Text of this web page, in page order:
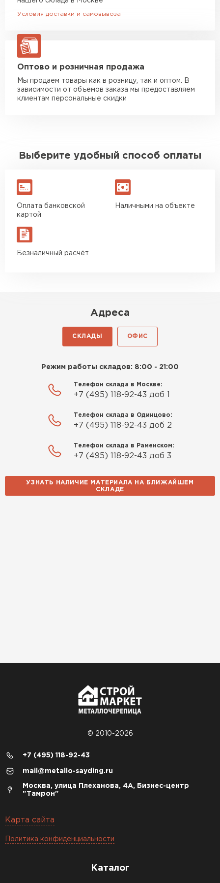
макс. длина груза 8 м
макс. длина груза 13,5 м
ЗАКАЗАТЬ С ДОСТАВКОЙ
Условия доставки и самовывоза
Оптово и розничная продажа
Мы продаем товары как в розницу, так и оптом. В
зависимости от объемов заказа мы предоставляем
клиентам персональные скидки
Выберите удобный способ оплаты
Оплата банковской
картой
Наличными на объекте
Безналичный расчёт
Адреса
СКЛАДЫ ОФИС
Режим работы складов: 8:00 - 21:00
Телефон склада в Москве:
+7 (495) 118-92-43 доб 1
Телефон склада в Одинцово:
+7 (495) 118-92-43 доб 2
Телефон склада в Раменском:
+7 (495) 118-92-43 доб 3
УЗНАТЬ НАЛИЧИЕ МАТЕРИАЛА НА БЛИЖАЙШЕМ
СКЛАДЕ
© 2010-2026
+7 (495) 118-92-43
mail@metallo-sayding.ru
Москва, улица Плеханова, 4А, Бизнес-центр
"Тамрон"
Карта сайта
Политика конфиденциальности
Каталог